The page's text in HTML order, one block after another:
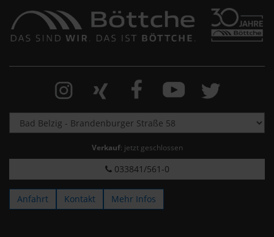
Verkauf: jetzt geschlossen
033841/561-0
Anfahrt Kontakt Mehr Infos